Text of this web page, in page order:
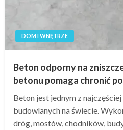
DOM I WNĘTRZE
Beton odporny na
betonu pomaga chronić
Beton jest jednym z
budowlanych na świecie.
dróg, mostów, chodników,